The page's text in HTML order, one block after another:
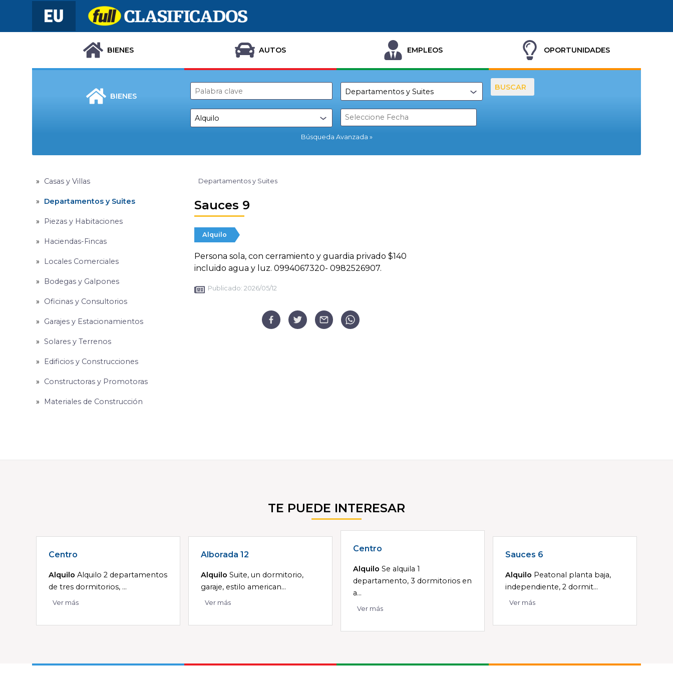
BIENES AUTOS EMPLEOS OPORTUNIDADES
BIENES
Búsqueda Avanzada
BUSCAR
Casas y Villas
Departamentos y Suites
Piezas y Habitaciones
Haciendas-Fincas
Locales Comerciales
Bodegas y Galpones
Oficinas y Consultorios
Garajes y Estacionamientos
Solares y Terrenos
Edificios y Construcciones
Constructoras y Promotoras
Materiales de Construcción
Departamentos y Suites
Sauces 9
Alquilo
Persona sola, con cerramiento y guardia privado $140
incluido agua y luz. 0994067320- 0982526907.
Publicado: 2026/05/12
TE PUEDE INTERESAR
Centro
Alquilo Alquilo 2 departamentos
de tres dormitorios, ...
Ver más
Alborada 12
Alquilo Suite, un dormitorio,
garaje, estilo american...
Ver más
Centro
Alquilo Se alquila 1
departamento, 3 dormitorios en
a...
Ver más
Sauces 6
Alquilo Peatonal planta baja,
independiente, 2 dormit...
Ver más